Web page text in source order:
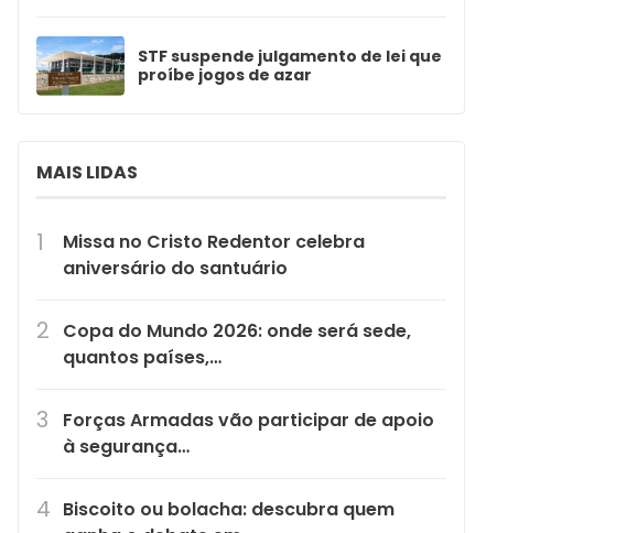
STF suspende julgamento de lei que
proíbe jogos de azar
MAIS LIDAS
Missa no Cristo Redentor celebra
aniversário do santuário
Copa do Mundo 2026: onde será sede,
quantos países,…
Forças Armadas vão participar de apoio
à segurança…
Biscoito ou bolacha: descubra quem